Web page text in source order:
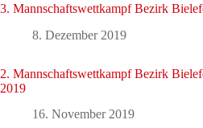
3. Mannschaftswettkampf Bezirk
8. Dezember 2019
2. Mannschaftswettkampf Bezirk
2019
16. November 2019